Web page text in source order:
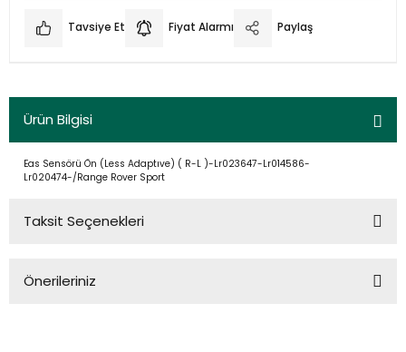
Tavsiye Et Fiyat Alarmı Paylaş
Ürün Bilgisi
Eas Sensörü Ön (Less Adaptıve) ( R-L )-Lr023647-Lr014586-
Lr020474-/Range Rover Sport
Taksit Seçenekleri
Önerileriniz